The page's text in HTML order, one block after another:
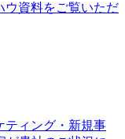
ウ資料をご覧いただ
ティング・新規事